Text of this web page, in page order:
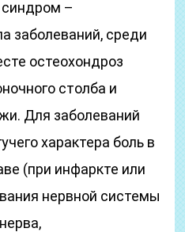
–
заболеваний, среди
остеохондроз
столба и
Для заболеваний
характера боль в
(при инфаркте или
нервной системы